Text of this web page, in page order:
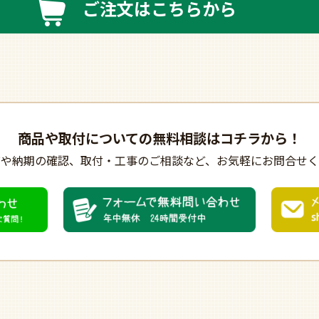
ご注文はこちらから
商品や取付についての無料相談はコチラから！
納期の確認、 取付・工事のご相談など、 お気軽にお問合せ